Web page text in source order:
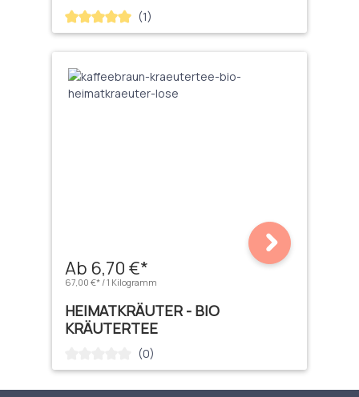
Durchschnittliche Bewertung von 5 von 5 Sternen
(1)
Ab 6,70 €*
67,00 €* / 1 Kilogramm
HEIMATKRÄUTER - BIO
KRÄUTERTEE
Durchschnittliche Bewertung von 0 von 5 Sternen
(0)